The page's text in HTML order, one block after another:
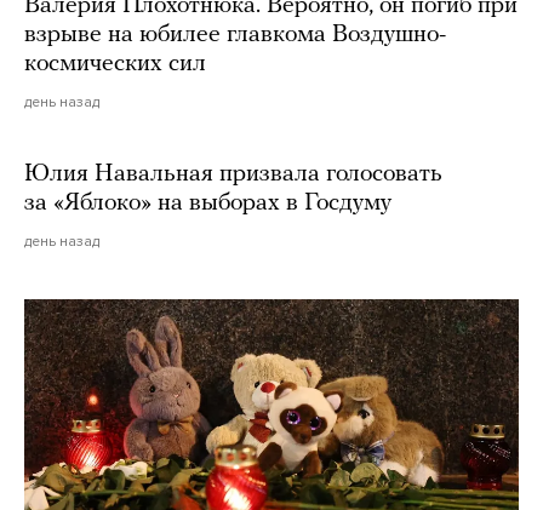
Валерия Плохотнюка. Вероятно, он погиб при
взрыве на юбилее главкома Воздушно-
космических сил
день назад
Юлия Навальная призвала голосовать
за «Яблоко» на выборах в Госдуму
день назад